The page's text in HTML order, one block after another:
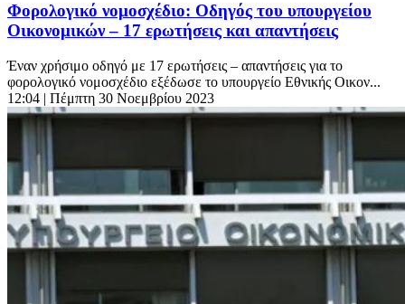
Φορολογικό νομοσχέδιο: Οδηγός του υπουργείου
Οικονομικών – 17 ερωτήσεις και απαντήσεις
Έναν χρήσιμο οδηγό με 17 ερωτήσεις – απαντήσεις για το
φορολογικό νομοσχέδιο εξέδωσε το υπουργείο Εθνικής Οικον...
12:04 | Πέμπτη 30 Νοεμβρίου 2023